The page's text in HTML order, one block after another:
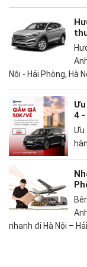
Nội - Hải Phòng, Hà
4 -
Ưu
nhanh đi Hà Nội –